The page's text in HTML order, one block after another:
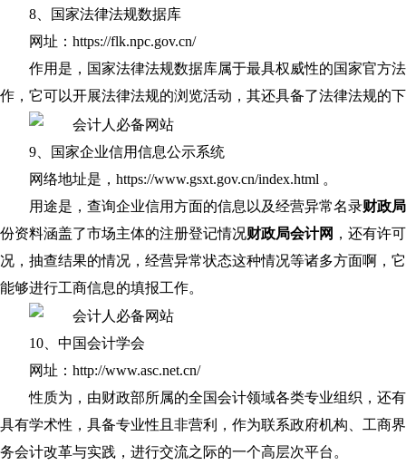
8、国家法律法规数据库
网址：https://flk.npc.gov.cn/
作用是，国家法律法规数据库属于最具权威性的国家官方
作，它可以开展法律法规的浏览活动，其还具备了法律法规的
9、国家企业信用信息公示系统
网络地址是，https://www.gsxt.gov.cn/index.html 。
用途是，查询企业信用方面的信息以及经营异常名录财政
份资料涵盖了市场主体的注册登记情况财政局会计网 ，还有许
况，抽查结果的情况，经营异常状态这种情况等诸多方面啊，
能够进行工商信息的填报工作。
10、中国会计学会
网址：http://www.asc.net.cn/
性质为，由财政部所属的全国会计领域各类专业组织，还
具有学术性，具备专业性且非营利，作为联系政府机构、工商
务会计改革与实践，进行交流之际的一个高层次平台。